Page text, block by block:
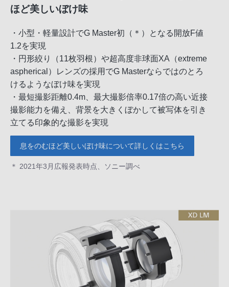
ほど美しいぼけ味
・小型・軽量設計でG Master初（＊）となる開放F値
1.2を実現
・円形絞り（11枚羽根）や超高度非球面XA（extreme
aspherical）レンズの採用でG Masterならではのとろ
けるようなぼけ味を実現
・最短撮影距離0.4m、最大撮影倍率0.17倍の高い近接
撮影能力を備え、背景を大きくぼかして被写体を引き
立てる印象的な撮影を実現
息をのむほど美しいぼけ味について詳しくはこちら
＊ 2021年3月広報発表時点、ソニー調べ